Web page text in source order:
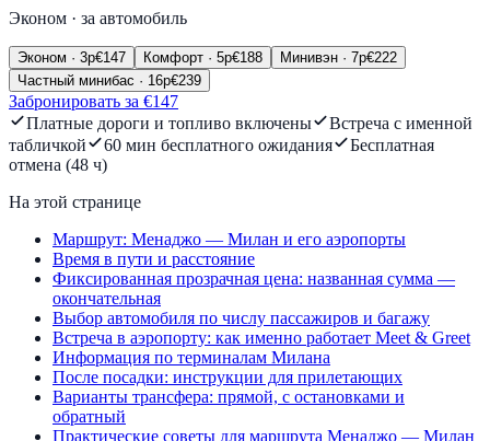
Эконом · за автомобиль
Эконом · 3p€147 Комфорт · 5p€188 Минивэн · 7p€222
Частный минибас · 16p€239
Забронировать за €147
Платные дороги и топливо включены
Встреча с именной
табличкой
60 мин бесплатного ожидания
Бесплатная
отмена (48 ч)
На этой странице
Маршрут: Менаджо — Милан и его аэропорты
Время в пути и расстояние
Фиксированная прозрачная цена: названная сумма —
окончательная
Выбор автомобиля по числу пассажиров и багажу
Встреча в аэропорту: как именно работает Meet & Greet
Информация по терминалам Милана
После посадки: инструкции для прилетающих
Варианты трансфера: прямой, с остановками и
обратный
Практические советы для маршрута Менаджо — Милан